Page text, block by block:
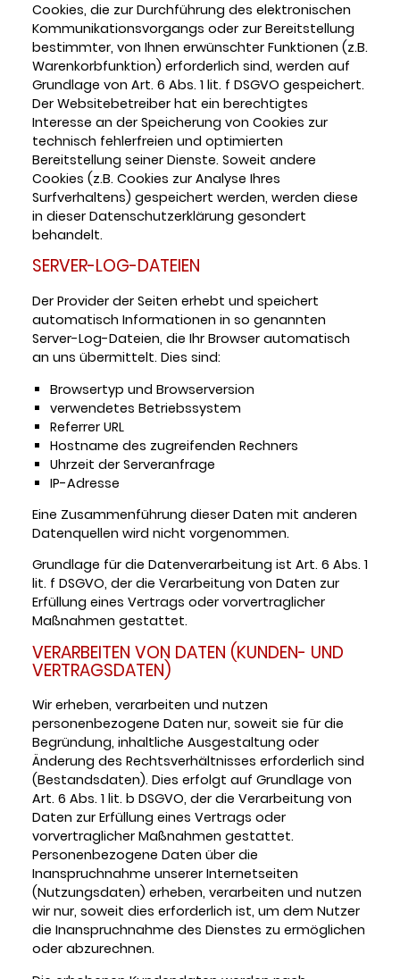
Cookies, die zur Durchführung des elektronischen
Kommunikationsvorgangs oder zur Bereitstellung
bestimmter, von Ihnen erwünschter Funktionen (z.B.
Warenkorbfunktion) erforderlich sind, werden auf
Grundlage von Art. 6 Abs. 1 lit. f DSGVO gespeichert.
Der Websitebetreiber hat ein berechtigtes
Interesse an der Speicherung von Cookies zur
technisch fehlerfreien und optimierten
Bereitstellung seiner Dienste. Soweit andere
Cookies (z.B. Cookies zur Analyse Ihres
Surfverhaltens) gespeichert werden, werden diese
in dieser Datenschutzerklärung gesondert
behandelt.
SERVER-LOG-DATEIEN
Der Provider der Seiten erhebt und speichert
automatisch Informationen in so genannten
Server-Log-Dateien, die Ihr Browser automatisch
an uns übermittelt. Dies sind:
Browsertyp und Browserversion
verwendetes Betriebssystem
Referrer URL
Hostname des zugreifenden Rechners
Uhrzeit der Serveranfrage
IP-Adresse
Eine Zusammenführung dieser Daten mit anderen
Datenquellen wird nicht vorgenommen.
Grundlage für die Datenverarbeitung ist Art. 6 Abs. 1
lit. f DSGVO, der die Verarbeitung von Daten zur
Erfüllung eines Vertrags oder vorvertraglicher
Maßnahmen gestattet.
VERARBEITEN VON DATEN (KUNDEN- UND
VERTRAGSDATEN)
Wir erheben, verarbeiten und nutzen
personenbezogene Daten nur, soweit sie für die
Begründung, inhaltliche Ausgestaltung oder
Änderung des Rechtsverhältnisses erforderlich sind
(Bestandsdaten). Dies erfolgt auf Grundlage von
Art. 6 Abs. 1 lit. b DSGVO, der die Verarbeitung von
Daten zur Erfüllung eines Vertrags oder
vorvertraglicher Maßnahmen gestattet.
Personenbezogene Daten über die
Inanspruchnahme unserer Internetseiten
(Nutzungsdaten) erheben, verarbeiten und nutzen
wir nur, soweit dies erforderlich ist, um dem Nutzer
die Inanspruchnahme des Dienstes zu ermöglichen
oder abzurechnen.